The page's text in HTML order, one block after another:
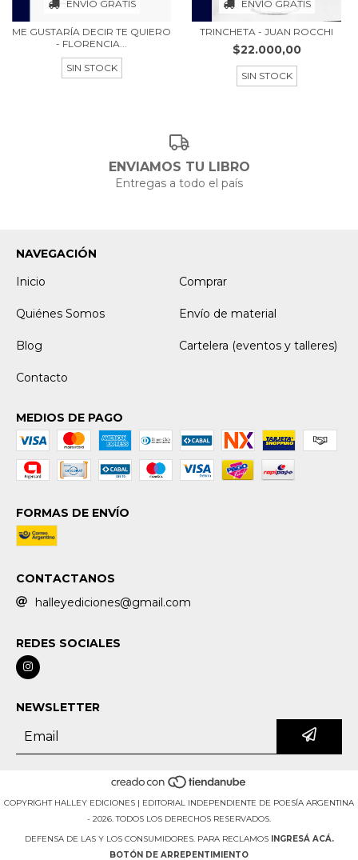
ENVÍO GRATIS
ME GUSTARÍA DECIR TE QUIERO
- FLORENCIA...
SIN STOCK
ENVÍO GRATIS
TRINCHETA - JUAN ROCCHI
$22.000,00
SIN STOCK
ENVIAMOS TU LIBRO
Entregas a todo el país
NAVEGACIÓN
Inicio
Comprar
Quiénes Somos Envío de material
Blog Cartelera (eventos y talleres)
Contacto
MEDIOS DE PAGO
FORMAS DE ENVÍO
CONTACTANOS
halleyediciones@gmail.com
REDES SOCIALES
NEWSLETTER
COPYRIGHT HALLEY EDICIONES | EDITORIAL INDEPENDIENTE DE POESÍA ARGENTINA
- 2026. TODOS LOS DERECHOS RESERVADOS.
DEFENSA DE LAS Y LOS CONSUMIDORES. PARA RECLAMOS
INGRESÁ ACÁ.
BOTÓN DE ARREPENTIMIENTO